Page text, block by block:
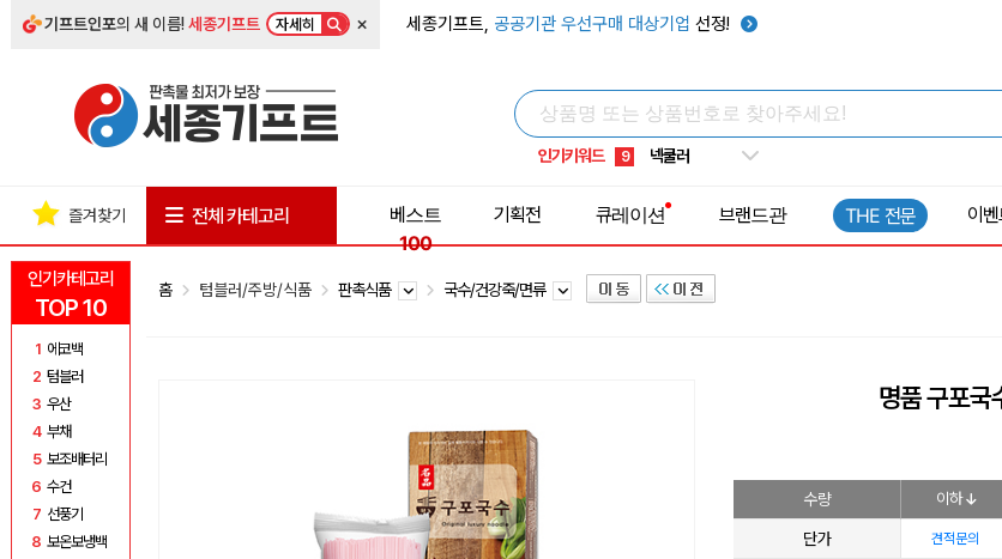
기프트인포의 새 이름!세종기프트 자세히 × 세종기프트, 공공기관 우선구매 대상기업 선정!
인기키워드
6 우산
9 넥쿨러
10 타포린가방
인기카테고리
TOP 10
1 에코백
2 텀블러
3 우산
4 부채
5 보조배터리
6 수건
7 선풍기
8 보온보냉백
즐겨찾기 전체 카테고리
베스트
100
기획전 큐레이션 브랜드관 THE 전문 이
홈 텀블러/주방/식품 판촉식품 국수/건강죽/면류
명품 구포국
수량 이하
단가 견적문의